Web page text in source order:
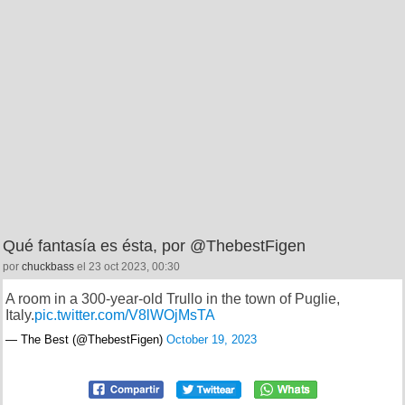
Qué fantasía es ésta, por @ThebestFigen
por chuckbass el 23 oct 2023, 00:30
A room in a 300-year-old Trullo in the town of Puglie,
Italy.pic.twitter.com/V8lWOjMsTA
— The Best (@ThebestFigen) October 19, 2023